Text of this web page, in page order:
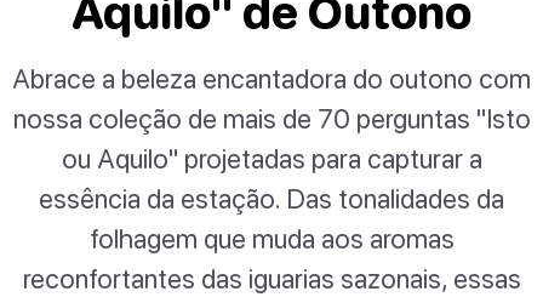
Aquilo" de Outono
Abrace a beleza encantadora do outono com
nossa coleção de mais de 70 perguntas "Isto
ou Aquilo" projetadas para capturar a
essência da estação. Das tonalidades da
folhagem que muda aos aromas
reconfortantes das iguarias sazonais, essas